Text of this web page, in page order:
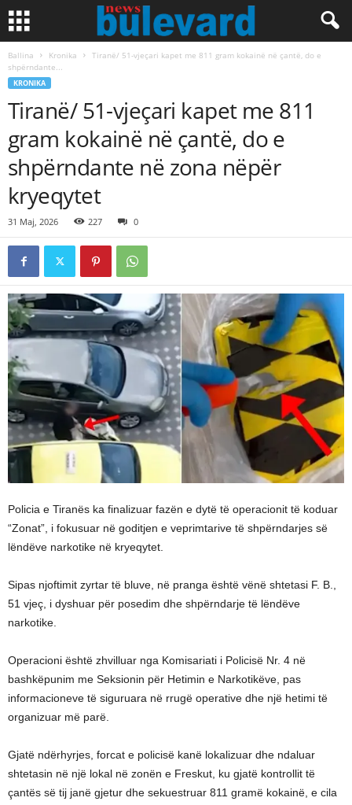
Ballina Kronika
Tiranë/ 51-vjeçari kapet me 811 gram kokainë në çantë, do e
shpërndante...
KRONIKA
Tiranë/ 51-vjeçari kapet me 811
gram kokainë në çantë, do e
shpërndante në zona nëpër
kryeqytet
31 Maj, 2026 227 0
Policia e Tiranës ka finalizuar fazën e dytë të operacionit të koduar
“Zonat”, i fokusuar në goditjen e veprimtarive të shpërndarjes së
lëndëve narkotike në kryeqytet.
Sipas njoftimit zyrtar të bluve, në pranga është vënë shtetasi F. B.,
51 vjeç, i dyshuar për posedim dhe shpërndarje të lëndëve
narkotike.
Operacioni është zhvilluar nga Komisariati i Policisë Nr. 4 në
bashkëpunim me Seksionin për Hetimin e Narkotikëve, pas
informacioneve të siguruara në rrugë operative dhe një hetimi të
organizuar më parë.
Gjatë ndërhyrjes, forcat e policisë kanë lokalizuar dhe ndaluar
shtetasin në një lokal në zonën e Freskut, ku gjatë kontrollit të
çantës së tij janë gjetur dhe sekuestruar 811 gramë kokainë, e cila